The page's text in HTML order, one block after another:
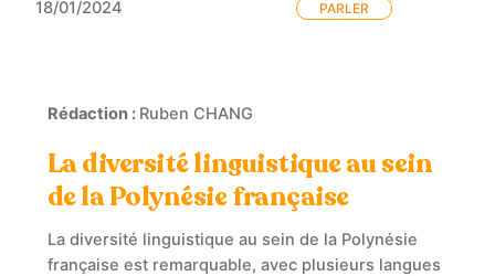
18/01/2024
PARLER
Rédaction : Ruben CHANG
La diversité linguistique au sein
de la Polynésie française
La diversité linguistique au sein de la Polynésie
française est remarquable, avec plusieurs langues